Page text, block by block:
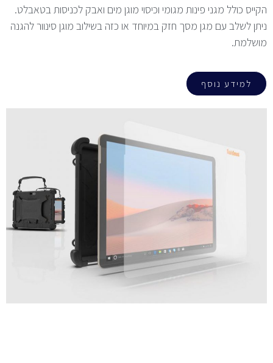
הקייס כולל מגני פינות מגומי וכיסוי מוגן מים ואבק לכניסות בטאבלט.
ניתן לשלב עם מגן מסך חזק במיוחד או כזה בשילוב מוגן סינוור להגנה
מושלמת.
למידע נוסף